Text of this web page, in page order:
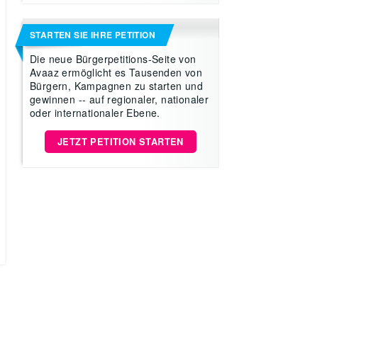
STARTEN SIE IHRE PETITION
Die neue Bürgerpetitions-Seite von
Avaaz ermöglicht es Tausenden von
Bürgern, Kampagnen zu starten und
gewinnen -- auf regionaler, nationaler
oder internationaler Ebene.
JETZT PETITION STARTEN